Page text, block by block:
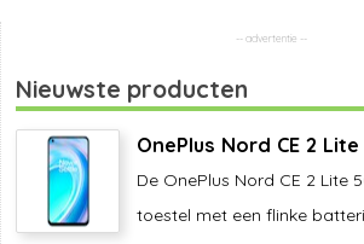
Nieuwste producten
OnePlus Nord CE 2 Lite
De OnePlus Nord CE 2 Lite
toestel met een flinke